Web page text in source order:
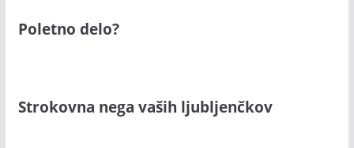
Poletno delo?
Strokovna nega vaših ljubljenčkov